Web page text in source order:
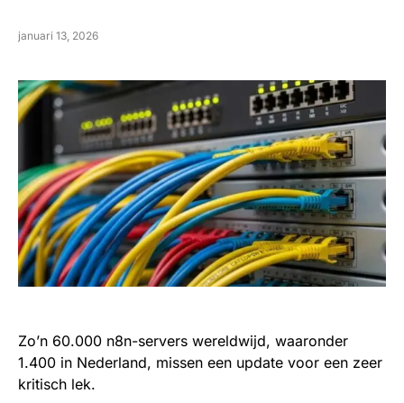
januari 13, 2026
Zo’n 60.000 n8n-servers wereldwijd, waaronder
1.400 in Nederland, missen een update voor een zeer
kritisch lek.